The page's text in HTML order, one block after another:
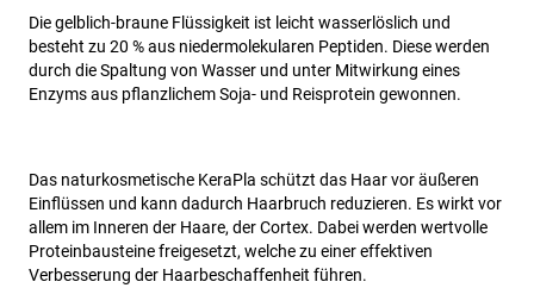
Die gelblich-braune Flüssigkeit ist leicht wasserlöslich und
besteht zu 20 % aus niedermolekularen Peptiden. Diese werden
durch die Spaltung von Wasser und unter Mitwirkung eines
Enzyms aus pflanzlichem Soja- und Reisprotein gewonnen.
Das naturkosmetische KeraPla schützt das Haar vor äußeren
Einflüssen und kann dadurch Haarbruch reduzieren. Es wirkt vor
allem im Inneren der Haare, der Cortex. Dabei werden wertvolle
Proteinbausteine freigesetzt, welche zu einer effektiven
Verbesserung der Haarbeschaffenheit führen.